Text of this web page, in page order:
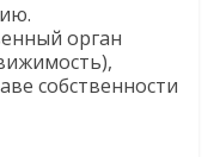
орган
собственности